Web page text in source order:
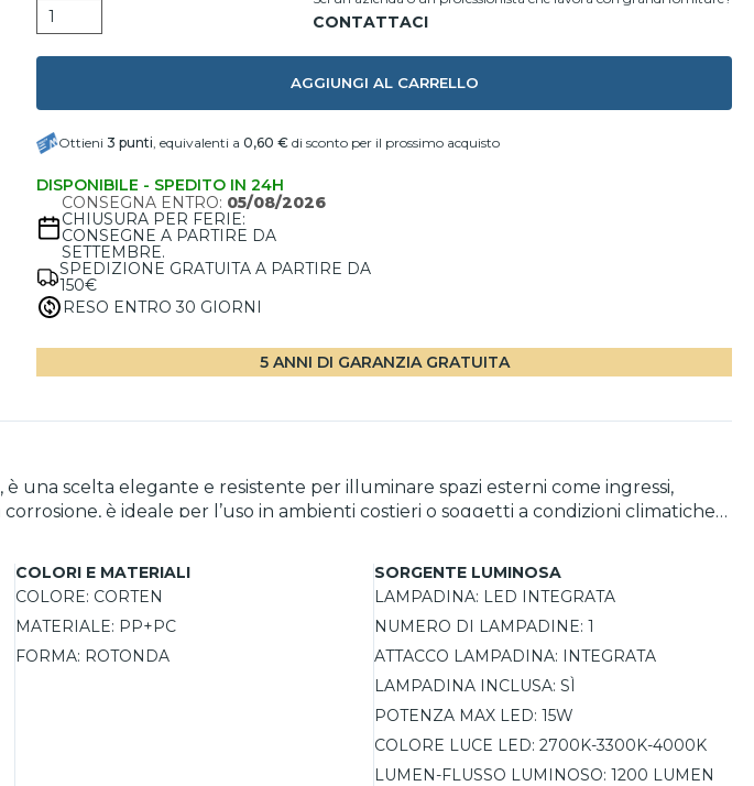
AGGIUNGI AL CARRELLO
Ottieni 3 punti, equivalenti a 0,60 € di sconto per il prossimo acquisto
DISPONIBILE - SPEDITO IN 24H
CONSEGNA ENTRO: 05/08/2026
CHIUSURA PER FERIE:
CONSEGNE A PARTIRE DA
SETTEMBRE.
SPEDIZIONE GRATUITA A PARTIRE DA
150€
RESO ENTRO 30 GIORNI
5 ANNI DI GARANZIA GRATUITA
una scelta elegante e resistente per illuminare spazi esterni come ingressi,
è ideale per l’uso in ambienti costieri o soggetti a condizioni climatiche
di adattare l’illuminazione alle proprie esigenze. Il grado di protezione
e durata nel tempo. Con una durata stimata di 30.000 ore e una garanzia
garantisce una diffusione ampia della luce, rendendola ideale per valorizzare
COLORI E MATERIALI
COLORE: CORTEN
MATERIALE: PP+PC
FORMA: ROTONDA
SORGENTE LUMINOSA
LAMPADINA: LED INTEGRATA
NUMERO DI LAMPADINE: 1
ATTACCO LAMPADINA: INTEGRATA
LAMPADINA INCLUSA: SÌ
POTENZA MAX LED: 15W
COLORE LUCE LED: 2700K-3300K-4000K
LUMEN-FLUSSO LUMINOSO: 1200 LUMEN